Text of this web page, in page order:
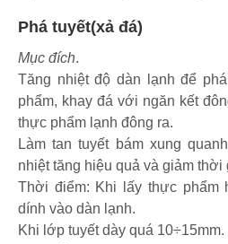
Phá tuyết(xả đá)
Mục đích.
Tăng nhiệt độ dàn lạnh để
phẩm, khay đá với ngăn kết
thực phẩm lạnh đông ra.
Làm tan tuyết bám xung
nhiệt tăng hiệu quả và giảm thời
Thời điểm: Khi lấy thực phẩm
dính vào dàn lạnh.
Khi lớp tuyết dày quá 10÷15mm.